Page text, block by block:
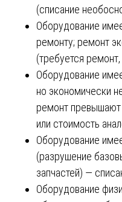
(списание
Оборудование
ремонту; ремонт
(требуется
Оборудование
но экономически
ремонт
или стоимость
Оборудование
(разрушение
запчастей) —
Оборудование